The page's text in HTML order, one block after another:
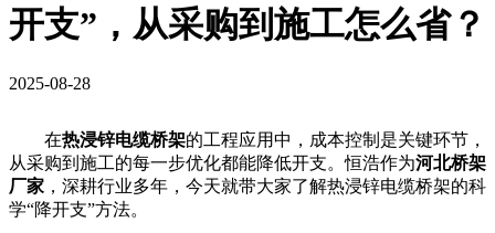
开支”，从采购到施工怎么省？
2025-08-28
在热浸锌电缆桥架的工程应用中，成本控制是关键环节，
从采购到施工的每一步优化都能降低开支。恒浩作为河北桥架
厂家 ，深耕行业多年，今天就带大家了解热浸锌电缆桥架的科
学“降开支”方法。